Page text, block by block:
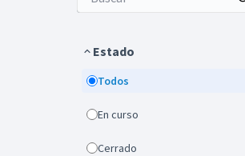
Estado
Todos
En curso
Cerrado